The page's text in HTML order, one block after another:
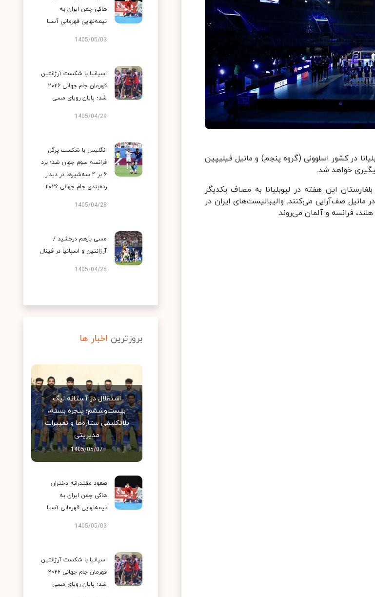
از ۲۹ خرداد در شهرهای لیوبلیانا در کشور اسلوونی (گروه پنجم) و مانیل فیلیپین
این هفته در لیوبلیانا به مصاف یکدیگر
در مانیل صف‌آرایی می‌کنند. والیبالیست‌های ایران در
هاکی چمن ایران به
نیمه‌نهایی قهرمانی آسیا
1405/05/03
اسپانیا با شکست آرژانتین
قهرمان جام جهانی ۲۰۲۶
شد؛ پایان رویای مسی
1405/04/29
انگلیس با شکست پرگل
فرانسه سوم جهان شد؛ برد
۶ بر ۴ سه‌شیرها در دیدار
رده‌بندی جام جهانی ۲۰۲۶
1405/04/28
مسی بازهم درخشید /
آرژانتین و اسپانیا در فینال
1405/04/25
بروزترین اخبار ها
استقلال در آستانه لیگ
بیست‌وششم؛ پنجره بسته،
بلاتکلیفی ستاره‌ها و تغییرات
مدیریتی
1405/05/07
صعود مقتدرانه دختران
هاکی چمن ایران به
نیمه‌نهایی قهرمانی آسیا
1405/05/03
اسپانیا با شکست آرژانتین
قهرمان جام جهانی ۲۰۲۶
شد؛ پایان رویای مسی